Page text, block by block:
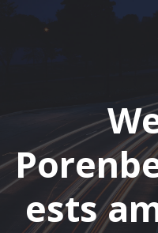
ests